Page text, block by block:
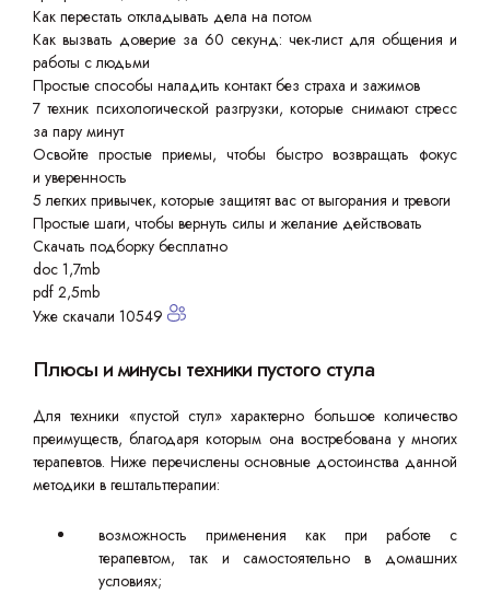
Как перестать откладывать дела на потом
Как вызвать доверие за 60 секунд: чек-лист для общения и
работы с людьми
Простые способы наладить контакт без страха и зажимов
7 техник психологической разгрузки, которые снимают стресс
за пару минут
Освойте простые приемы, чтобы быстро возвращать фокус
и уверенность
5 легких привычек, которые защитят вас от выгорания и тревоги
Простые шаги, чтобы вернуть силы и желание действовать
Скачать подборку бесплатно
doc 1,7mb
pdf 2,5mb
Уже скачали 10549
Плюсы и минусы техники пустого стула
Для техники «пустой стул» характерно большое количество
преимуществ, благодаря которым она востребована у многих
терапевтов. Ниже перечислены основные достоинства данной
методики в гештальттерапии:
возможность применения как при работе с
терапевтом, так и самостоятельно в домашних
условиях;